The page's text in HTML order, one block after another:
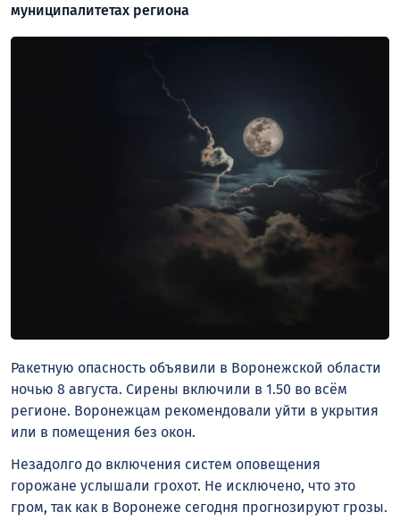
муниципалитетах региона
Ракетную опасность объявили в Воронежской области
ночью 8 августа. Сирены включили в 1.50 во всём
регионе. Воронежцам рекомендовали уйти в укрытия
или в помещения без окон.
Незадолго до включения систем оповещения
горожане услышали грохот. Не исключено, что это
гром, так как в Воронеже сегодня прогнозируют грозы.